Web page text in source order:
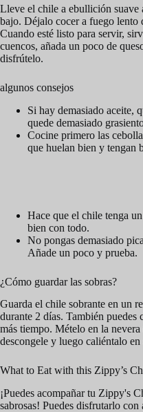
Lleve el chile a ebullición suave
bajo. Déjalo cocer a fuego lento
Cuando esté listo para servir,
cuencos, añada un poco de
disfrútelo.
algunos consejos
Si hay demasiado aceite,
quede demasiado
Cocine primero las
que huelan bien y tengan
Hace que el chile tenga
bien con todo.
No pongas demasiado
Añade un poco y prueba.
¿Cómo guardar las sobras?
Guarda el chile sobrante en un
durante 2 días. También puedes
más tiempo. Mételo en la
descongele y luego caliéntalo
What to Eat with this Zippy’s
¡Puedes acompañar tu Zippy's
sabrosas! Puedes disfrutarlo